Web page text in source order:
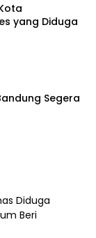
yang Diduga
Segera
Diduga
Beri